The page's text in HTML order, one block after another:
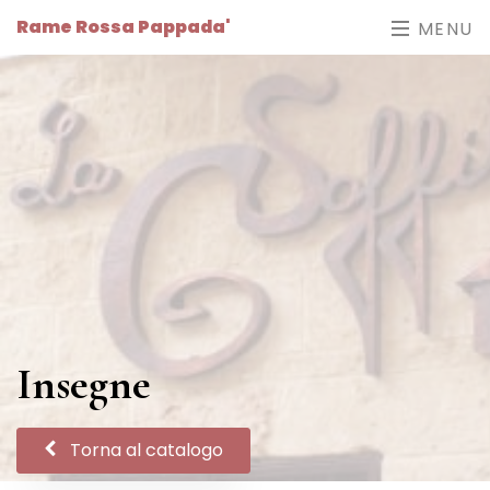
Rame Rossa Pappada' MENU
Insegne
Torna al catalogo